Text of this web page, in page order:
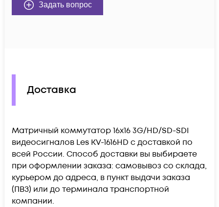
Задать вопрос
Доставка
Матричный коммутатор 16х16 3G/HD/SD-SDI
видеосигналов Les KV-1616HD c доставкой по
всей России. Способ доставки вы выбираете
при оформлении заказа: самовывоз со склада,
курьером до адреса, в пункт выдачи заказа
(ПВЗ) или до терминала транспортной
компании.